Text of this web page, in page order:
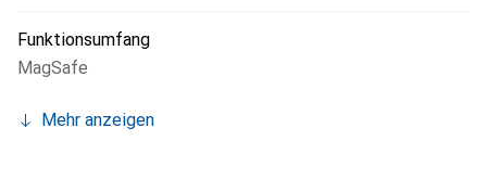
Funktionsumfang
MagSafe
Mehr anzeigen